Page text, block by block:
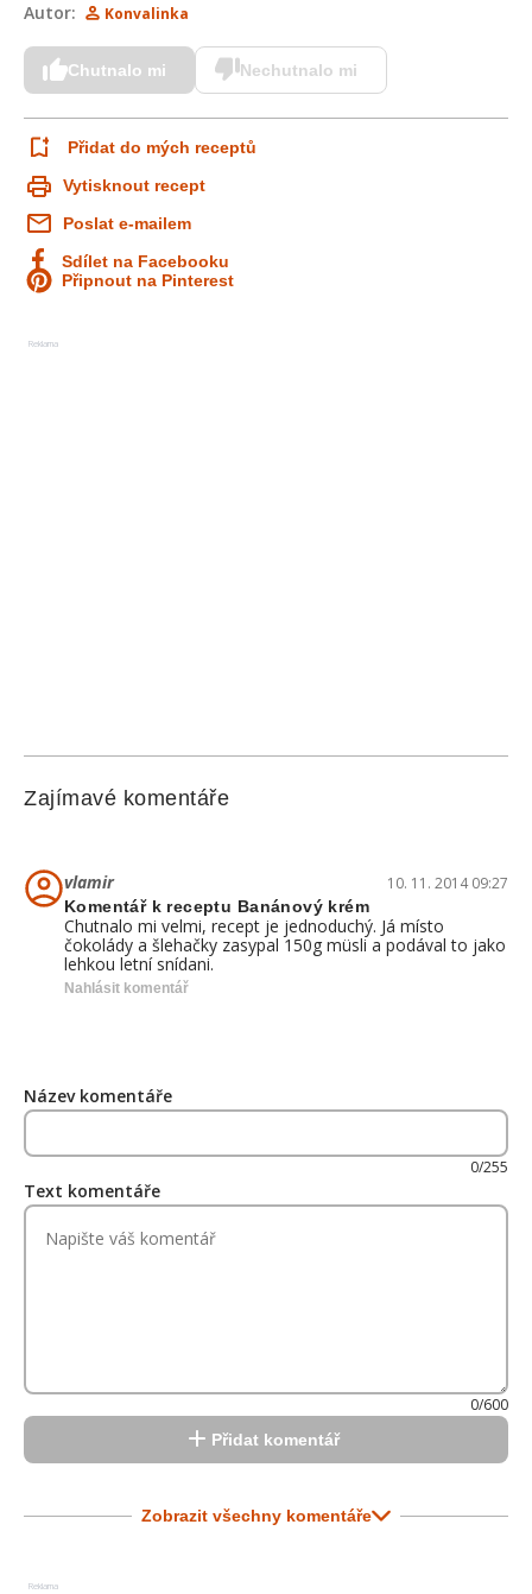
Autor: Konvalinka
Chutnalo mi Nechutnalo mi
Přidat do mých receptů
Vytisknout recept
Poslat e-mailem
Sdílet na Facebooku
Připnout na Pinterest
Reklama
Zajímavé komentáře
vlamir 10. 11. 2014 09:27
Komentář k receptu Banánový krém
Chutnalo mi velmi, recept je jednoduchý. Já místo
čokolády a šlehačky zasypal 150g müsli a podával to jako
lehkou letní snídani.
Nahlásit komentář
Název komentáře
0/255
Text komentáře
0/600
Přidat komentář
Zobrazit všechny komentáře
Reklama